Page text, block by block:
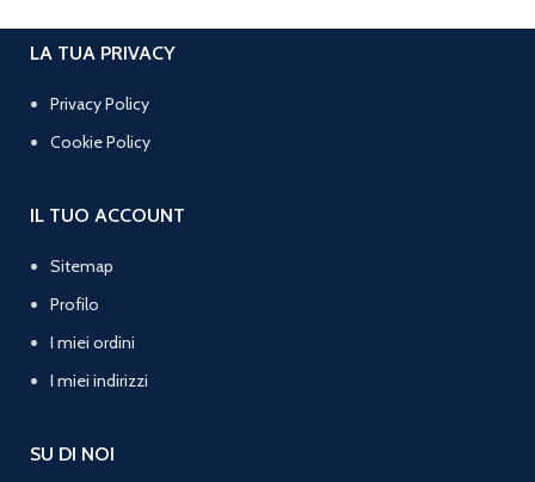
LA TUA PRIVACY
Privacy Policy
Cookie Policy
IL TUO ACCOUNT
Sitemap
Profilo
I miei ordini
I miei indirizzi
SU DI NOI